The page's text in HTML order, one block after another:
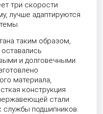
три скорости
лучше адаптируются
таким образом,
и долговечными.
материала,
конструкция
стали
службы подшипников.